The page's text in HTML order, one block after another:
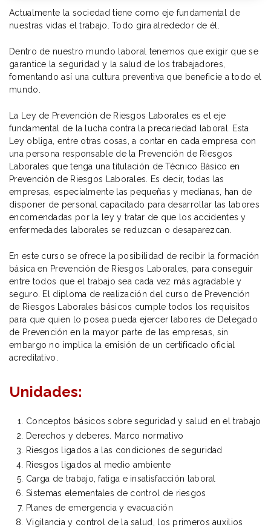
Actualmente la sociedad tiene como eje fundamental de
nuestras vidas el trabajo. Todo gira alrededor de él.
Dentro de nuestro mundo laboral tenemos que exigir que se
garantice la seguridad y la salud de los trabajadores,
fomentando así una cultura preventiva que beneficie a todo el
mundo.
La Ley de Prevención de Riesgos Laborales es el eje
fundamental de la lucha contra la precariedad laboral. Esta
Ley obliga, entre otras cosas, a contar en cada empresa con
una persona responsable de la Prevención de Riesgos
Laborales que tenga una titulación de Técnico Básico en
Prevención de Riesgos Laborales. Es decir, todas las
empresas, especialmente las pequeñas y medianas, han de
disponer de personal capacitado para desarrollar las labores
encomendadas por la ley y tratar de que los accidentes y
enfermedades laborales se reduzcan o desaparezcan.
En este curso se ofrece la posibilidad de recibir la formación
básica en Prevención de Riesgos Laborales, para conseguir
entre todos que el trabajo sea cada vez más agradable y
seguro. El diploma de realización del curso de Prevención
de Riesgos Laborales básicos cumple todos los requisitos
para que quien lo posea pueda ejercer labores de Delegado
de Prevención en la mayor parte de las empresas, sin
embargo no implica la emisión de un certificado oficial
acreditativo.
Unidades:
Conceptos básicos sobre seguridad y salud en el trabajo
Derechos y deberes. Marco normativo
Riesgos ligados a las condiciones de seguridad
Riesgos ligados al medio ambiente
Carga de trabajo, fatiga e insatisfacción laboral
Sistemas elementales de control de riesgos
Planes de emergencia y evacuación
Vigilancia y control de la salud, los primeros auxilios